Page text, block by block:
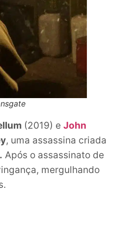
(2019) e John
, uma assassina criada
Após o assassinato de
mergulhando